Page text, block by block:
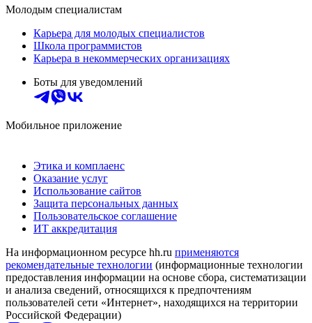
Молодым специалистам
Карьера для молодых специалистов
Школа программистов
Карьера в некоммерческих организациях
Боты для уведомлений
Мобильное приложение
Этика и комплаенс
Оказание услуг
Использование сайтов
Защита персональных данных
Пользовательское соглашение
ИТ аккредитация
На информационном ресурсе hh.ru применяются
рекомендательные технологии (информационные технологии
предоставления информации на основе сбора, систематизации
и анализа сведений, относящихся к предпочтениям
пользователей сети «Интернет», находящихся на территории
Российской Федерации)